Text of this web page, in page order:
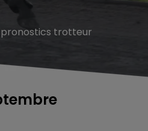
pronostics trotteur